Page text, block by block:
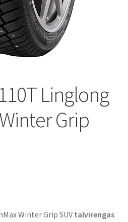
Linglong
Grip
Winter Grip SUV talvirengas